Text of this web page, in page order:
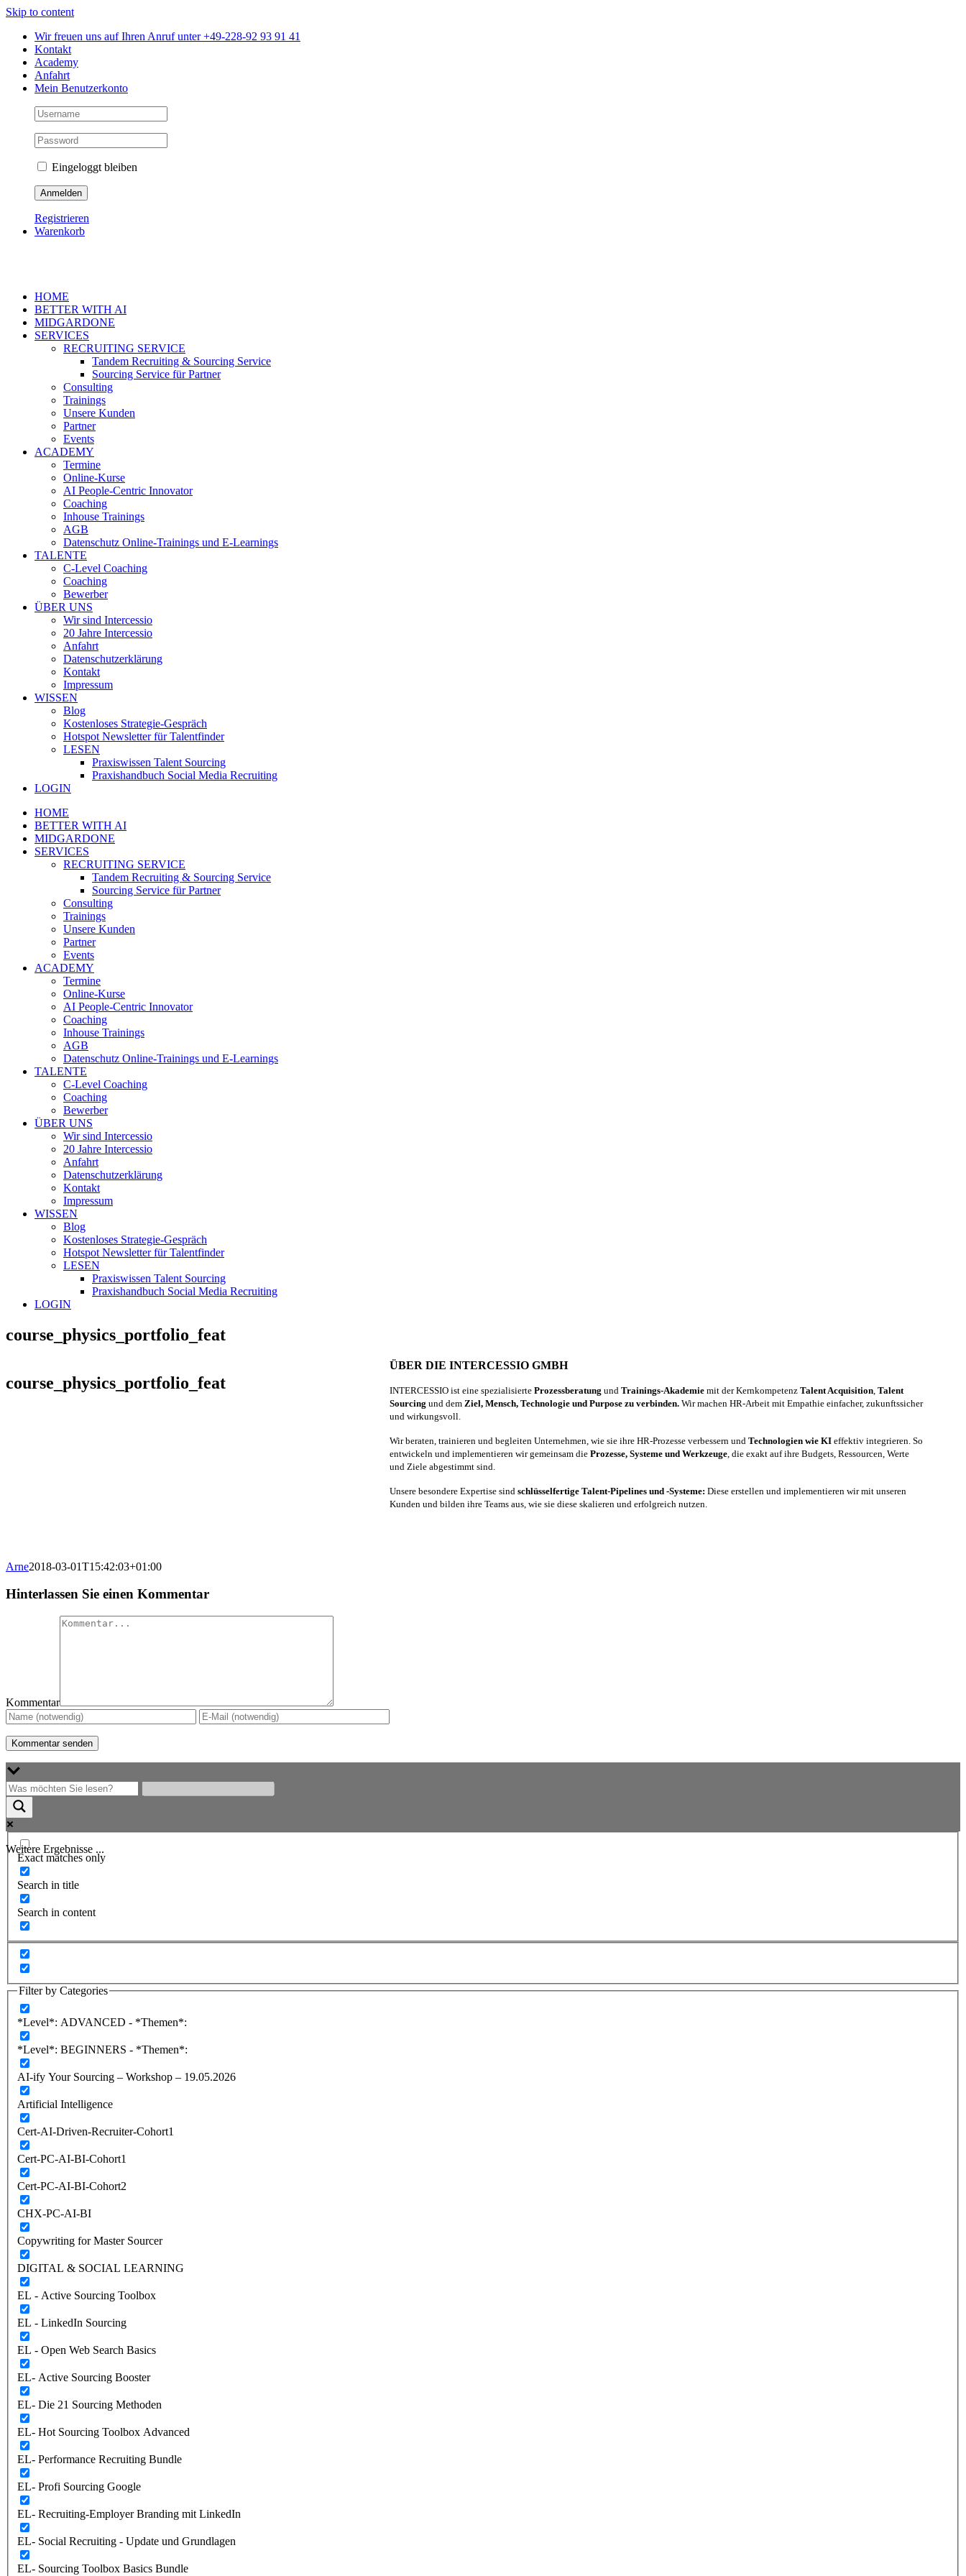
Skip to content
Wir freuen uns auf Ihren Anruf unter +49-228-92 93 91 41
Kontakt
Academy
Anfahrt
Mein Benutzerkonto
Eingeloggt bleiben
Registrieren
Warenkorb
HOME
BETTER WITH AI
MIDGARDONE
SERVICES
RECRUITING SERVICE
Tandem Recruiting & Sourcing Service
Sourcing Service für Partner
Consulting
Trainings
Unsere Kunden
Partner
Events
ACADEMY
Termine
Online-Kurse
AI People-Centric Innovator
Coaching
Inhouse Trainings
AGB
Datenschutz Online-Trainings und E-Learnings
TALENTE
C-Level Coaching
Coaching
Bewerber
ÜBER UNS
Wir sind Intercessio
20 Jahre Intercessio
Anfahrt
Datenschutzerklärung
Kontakt
Impressum
WISSEN
Blog
Kostenloses Strategie-Gespräch
Hotspot Newsletter für Talentfinder
LESEN
Praxiswissen Talent Sourcing
Praxishandbuch Social Media Recruiting
LOGIN
HOME
BETTER WITH AI
MIDGARDONE
SERVICES
RECRUITING SERVICE
Tandem Recruiting & Sourcing Service
Sourcing Service für Partner
Consulting
Trainings
Unsere Kunden
Partner
Events
ACADEMY
Termine
Online-Kurse
AI People-Centric Innovator
Coaching
Inhouse Trainings
AGB
Datenschutz Online-Trainings und E-Learnings
TALENTE
C-Level Coaching
Coaching
Bewerber
ÜBER UNS
Wir sind Intercessio
20 Jahre Intercessio
Anfahrt
Datenschutzerklärung
Kontakt
Impressum
WISSEN
Blog
Kostenloses Strategie-Gespräch
Hotspot Newsletter für Talentfinder
LESEN
Praxiswissen Talent Sourcing
Praxishandbuch Social Media Recruiting
LOGIN
course_physics_portfolio_feat
course_physics_portfolio_feat
Arne2018-03-01T15:42:03+01:00
Hinterlassen Sie einen Kommentar
Kommentar
Weitere Ergebnisse ...
Exact matches only
Search in title
Search in content
Filter by Categories
*Level*: ADVANCED - *Themen*:
*Level*: BEGINNERS - *Themen*:
AI-ify Your Sourcing – Workshop – 19.05.2026
Artificial Intelligence
Cert-AI-Driven-Recruiter-Cohort1
Cert-PC-AI-BI-Cohort1
Cert-PC-AI-BI-Cohort2
CHX-PC-AI-BI
Copywriting for Master Sourcer
DIGITAL & SOCIAL LEARNING
EL - Active Sourcing Toolbox
EL - LinkedIn Sourcing
EL - Open Web Search Basics
EL- Active Sourcing Booster
EL- Die 21 Sourcing Methoden
EL- Hot Sourcing Toolbox Advanced
EL- Performance Recruiting Bundle
EL- Profi Sourcing Google
EL- Recruiting-Employer Branding mit LinkedIn
EL- Social Recruiting - Update und Grundlagen
EL- Sourcing Toolbox Basics Bundle
ÜBER DIE INTERCESSIO GMBH
INTERCESSIO ist eine spezialisierte Prozessberatung und Trainings-Akademie mit der Kernkompetenz Talent Acquisition Talent
Sourcing und dem Ziel, Mensch, Technologie und Purpose zu verbinden. Wir machen HR-Arbeit mit Empathie einfacher, zukunftssicher
und wirkungsvoll.
Wir beraten, trainieren und begleiten Unternehmen, wie sie ihre HR-Prozesse verbessern und Technologien wie KI effektiv integrieren. So
entwickeln und implementieren wir gemeinsam die Prozesse, Systeme und Werkzeuge , die exakt auf ihre Budgets, Ressourcen, Werte
und Ziele abgestimmt sind.
Unsere besondere Expertise sind schlüsselfertige Talent-Pipelines und -Systeme: Diese erstellen und implementieren wir mit unseren
Kunden und bilden ihre Teams aus, wie sie diese skalieren und erfolgreich nutzen.